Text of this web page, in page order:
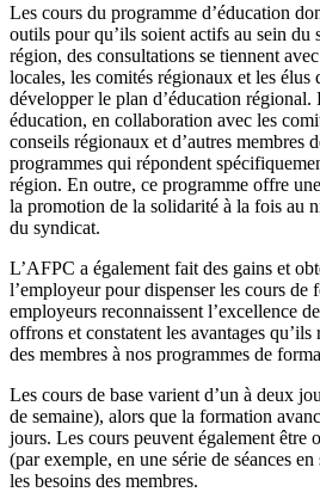
Les cours du programme d’éducation
outils pour qu’ils soient actifs au sein du
région, des consultations se tiennent
locales, les comités régionaux et les élus
développer le plan d’éducation régional.
éducation, en collaboration avec les
conseils régionaux et d’autres membres
programmes qui répondent
région. En outre, ce programme offre
la promotion de la solidarité à la fois au
du syndicat.
L’AFPC a également fait des gains et
l’employeur pour dispenser les cours de
employeurs reconnaissent l’excellence
offrons et constatent les avantages
des membres à nos programmes de
Les cours de base varient d’un à deux
de semaine), alors que la formation
jours. Les cours peuvent également être
(par exemple, en une série de séances
les besoins des membres.